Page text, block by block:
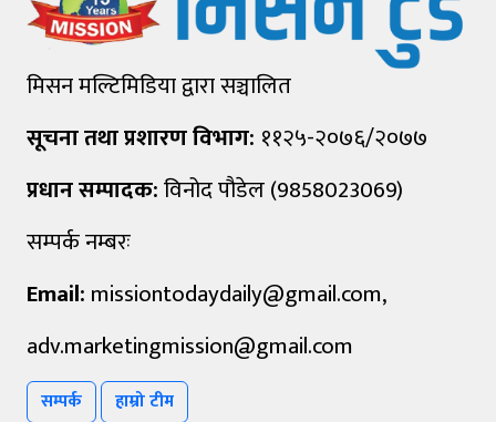
मिसन मल्टिमिडिया द्वारा सञ्चालित
सूचना तथा प्रशारण विभाग: ११२५-२०७६/२०७७
प्रधान सम्पादक:विनोद पौडेल (9858023069)
सम्पर्क नम्बरः
Email: missiontodaydaily@gmail.com,
adv.marketingmission@gmail.com
सम्पर्क हाम्रो टीम